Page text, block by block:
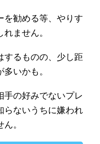
を勧める等、やりす
ません。
するものの、少し距
いかも。
手の好みでないプレ
らないうちに嫌われ
。